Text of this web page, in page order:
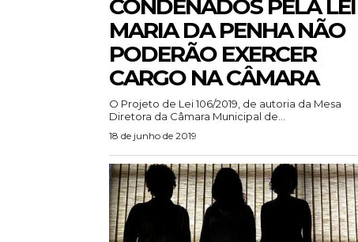
CONDENADOS PELA LEI
MARIA DA PENHA NÃO
PODERÃO EXERCER
CARGO NA CÂMARA
O Projeto de Lei 106/2019, de autoria da Mesa
Diretora da Câmara Municipal de...
18 de junho de 2019